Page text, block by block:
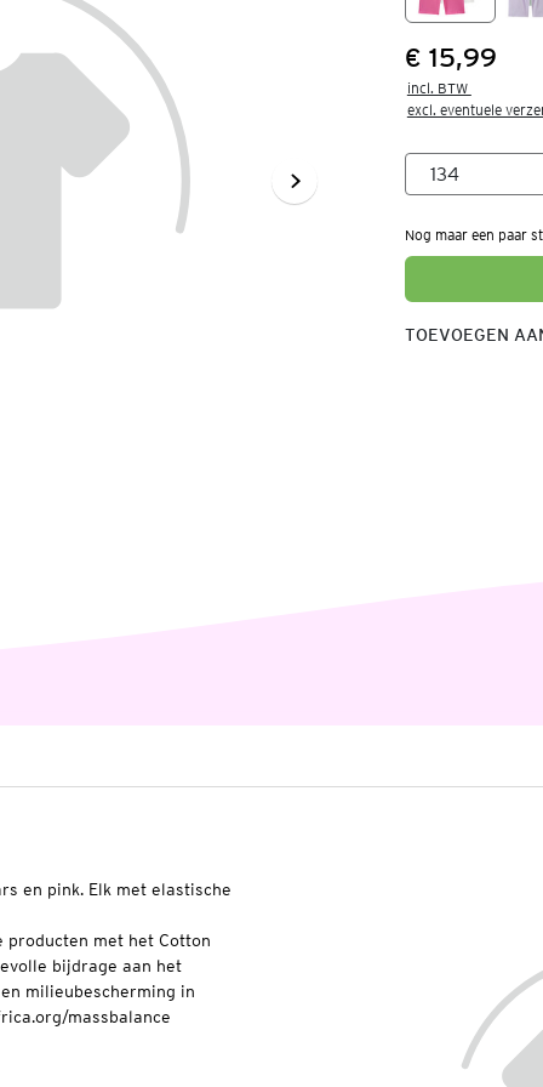
Prijs:
€ 15,99
incl. BTW
excl. eventuele
Nog maar een paar
TOEVOEGEN
en pink. Elk met elastische
producten met het Cotton
bijdrage aan het
milieubescherming in
massbalance